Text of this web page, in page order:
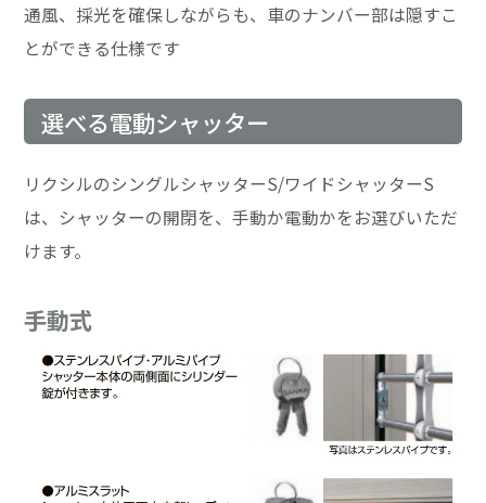
通風、採光を確保しながらも、車のナンバー部は隠すこ
とができる仕様です
選べる電動シャッター
リクシルのシングルシャッターS/ワイドシャッターS
は、シャッターの開閉を、手動か電動かをお選びいただ
けます。
手動式